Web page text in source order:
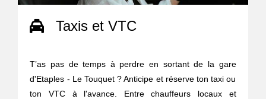
Taxis et VTC
T’as pas de temps à perdre en sortant de la gare
d'Etaples - Le Touquet ? Anticipe et réserve ton taxi ou
ton VTC à l'avance. Entre chauffeurs locaux et